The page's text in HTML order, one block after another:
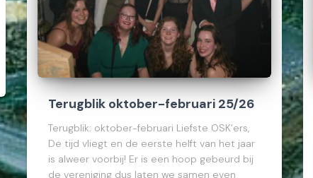
Terugblik oktober-februari 25/26
Terugblik: oktober-februari Liefste OSK’ers,
De tijd vliegt en de eerste helft van het jaar
is alweer voorbij! Er is een hoop gebeurd bij
de vereniging dus laten we samen even